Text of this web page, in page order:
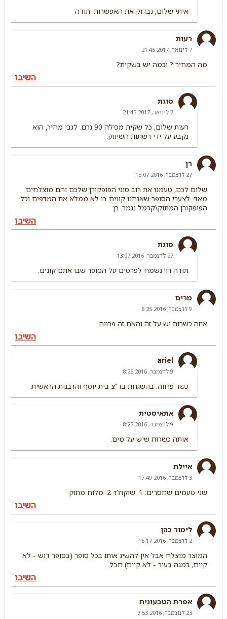
איתי שלום, נבדוק את האפשרות. תודה
רעות
7 לינואר, 2017 21:45
מה המחיר ? וכמה יש בשקית?
השיבו
סוגת
7 לינואר, 2017 21:45
רעות שלום, כל שקית מכילה 90 גרם. לגבי מחיר, הוא
נקבע על ידי רשתות השיווק.
רן
27 לדצמבר, 2016 13:07
שלום לכם, טעמנו את רוב סוגי הפופקורן שלכם והם מוצלחים
מאד. לצערי הסופר שאנחנו קונים בו לא ממלא את המדפים וכל
הפופקורן המתוק\קרמל נגמר. רן
השיבו
סוגת
27 לדצמבר, 2016 13:07
תודה רן! נשמח לפרטים על הסופר שבו אתם קונים.
מרים
9 לדצמבר, 2016 8:25
איזה כשרות יש על זה והאם זה פרווה
השיבו
ariel
9 לדצמבר, 2016 8:25
כשר פרווה. בהשגחת בד"צ בית יוסף והרבנות הראשית
אתאיסטית
9 לדצמבר, 2016 8:25
אותה כשרות שיש על מים.
איילת
3 לדצמבר, 2016 17:49
שני טעמים שחסרים: 1. שוקולד 2. מלוח מתוק
השיבו
לימור כהן
2 לדצמבר, 2016 15:17
המוצר מוצלח אבל אין להשיג אותו בכל סופר (בסופר דוש - לא
קיים, במגה בעיר - לא קיים) חבל...
השיבו
אפרת הטבעונית
23 לנובמבר, 2016 7:53